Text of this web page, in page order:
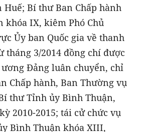
Bí thư Ban Chấp hành
khóa IX, kiêm Phó Chủ
Ủy ban Quốc gia về thanh
tháng 3/2014 đồng chí được
Đảng luân chuyển, chỉ
Chấp hành, Ban Thường vụ
thư Tỉnh ủy Bình Thuận,
2010-2015; tái cử chức vụ
Bình Thuận khóa XIII,